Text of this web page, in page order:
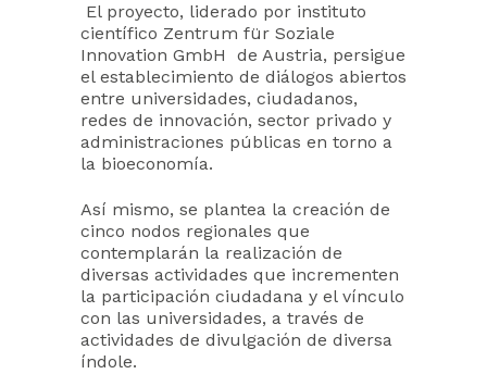
El proyecto, liderado por instituto
científico Zentrum für Soziale
Innovation GmbH de Austria, persigue
el establecimiento de diálogos abiertos
entre universidades, ciudadanos,
redes de innovación, sector privado y
administraciones públicas en torno a
la bioeconomía.
Así mismo, se plantea la creación de
cinco nodos regionales que
contemplarán la realización de
diversas actividades que incrementen
la participación ciudadana y el vínculo
con las universidades, a través de
actividades de divulgación de diversa
índole.